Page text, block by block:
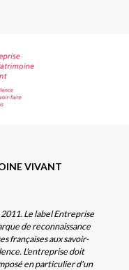
VIVANT
Le label Entreprise
de reconnaissance
françaises aux savoir-
L'entreprise doit
en particulier d'un